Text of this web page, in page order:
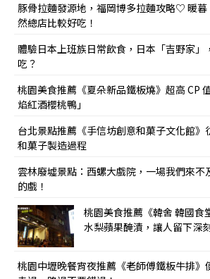
豚骨拉麵發源地，福岡博多拉麵攻略♡ 暖暮
然總店比較好吃！
體驗日本上班族日常飲食，日本「吉野家」
吃？
桃園美食推薦《夏朵新品鐵板燒》超高 CP
焰紅酒櫻桃鴨」
台北景點推薦《手信坊創意和菓子文化館》
和菓子製造過程
雲林廢墟景點：西螺大戲院，一場我們來不
的戲！
桃園美食推薦《韓舍 韓國食
水梨蘋果醃漬，讓人留下深
桃園中壢晚餐宵夜推薦《老師傅鐵板牛排》